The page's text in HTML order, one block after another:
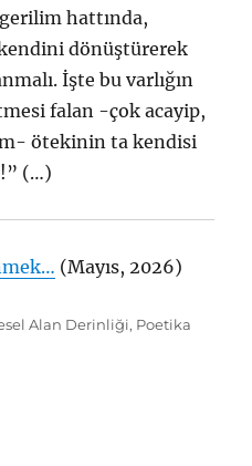
hattında,
dönüştürerek
İşte bu varlığın
falan -çok acayip,
ötekinin ta kendisi
(…)
(Mayıs, 2026)
Alan Derinliği, Poetika